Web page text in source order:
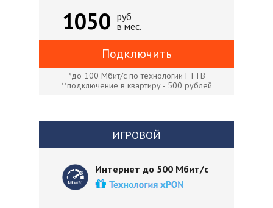
ИГРОВОЙ
Интернет до 500 Мбит/с
Подключить
руб
в мес.
*до 100 Мбит/с по технологии FTTB
**подключение в квартиру - 500 рублей
1050